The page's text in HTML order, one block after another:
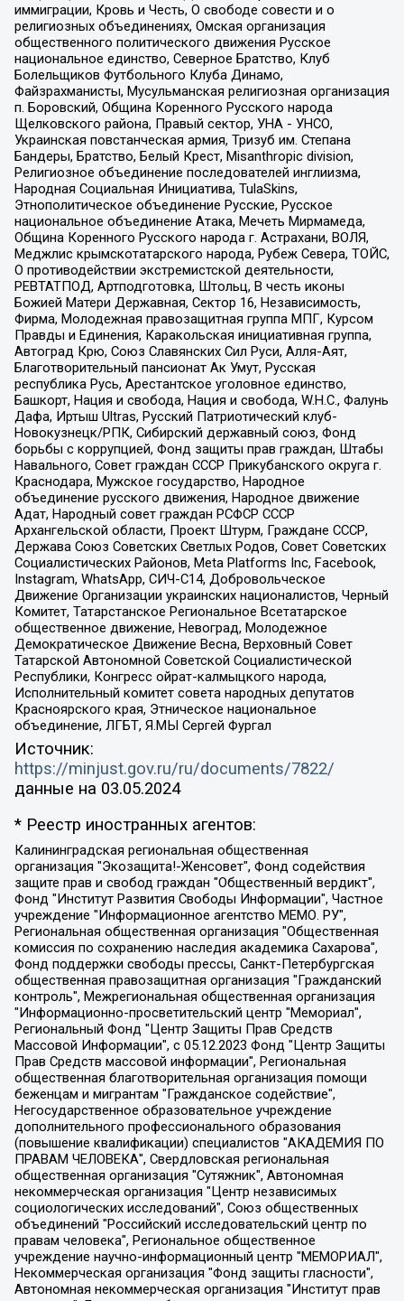
иммиграции, Кровь и Честь, О свободе совести и о
религиозных объединениях, Омская организация
общественного политического движения Русское
национальное единство, Северное Братство, Клуб
Болельщиков Футбольного Клуба Динамо,
Файзрахманисты, Мусульманская религиозная организация
п. Боровский, Община Коренного Русского народа
Щелковского района, Правый сектор, УНА - УНСО,
Украинская повстанческая армия, Тризуб им. Степана
Бандеры, Братство, Белый Крест, Misanthropic division,
Религиозное объединение последователей инглиизма,
Народная Социальная Инициатива, TulaSkins,
Этнополитическое объединение Русские, Русское
национальное объединение Атака, Мечеть Мирмамеда,
Община Коренного Русского народа г. Астрахани, ВОЛЯ,
Меджлис крымскотатарского народа, Рубеж Севера, ТОЙС,
О противодействии экстремистской деятельности,
РЕВТАТПОД, Артподготовка, Штольц, В честь иконы
Божией Матери Державная, Сектор 16, Независимость,
Фирма, Молодежная правозащитная группа МПГ, Курсом
Правды и Единения, Каракольская инициативная группа,
Автоград Крю, Союз Славянских Сил Руси, Алля-Аят,
Благотворительный пансионат Ак Умут, Русская
республика Русь, Арестантское уголовное единство,
Башкорт, Нация и свобода, Нация и свобода, W.H.С., Фалунь
Дафа, Иртыш Ultras, Русский Патриотический клуб-
Новокузнецк/РПК, Сибирский державный союз, Фонд
борьбы с коррупцией, Фонд защиты прав граждан, Штабы
Навального, Совет граждан СССР Прикубанского округа г.
Краснодара, Мужское государство, Народное
объединение русского движения, Народное движение
Адат, Народный совет граждан РСФСР СССР
Архангельской области, Проект Штурм, Граждане СССР,
Держава Союз Советских Светлых Родов, Совет Советских
Социалистических Районов, Meta Platforms Inc, Facebook,
Instagram, WhatsApp, СИЧ-С14, Добровольческое
Движение Организации украинских националистов, Черный
Комитет, Татарстанское Региональное Всетатарское
общественное движение, Невоград, Молодежное
Демократическое Движение Весна, Верховный Совет
Татарской Автономной Советской Социалистической
Республики, Конгресс ойрат-калмыцкого народа,
Исполнительный комитет совета народных депутатов
Красноярского края, Этническое национальное
объединение, ЛГБТ, Я.МЫ Сергей Фургал
Источник:
https://minjust.gov.ru/ru/documents/7822/
данные на 03.05.2024
* Реестр иностранных агентов:
Калининградская региональная общественная организация "Экозащита!-Женсовет", Фонд содействия защите прав и свобод граждан "Общественный вердикт", Фонд "Институт Развития Свободы Информации", Частное учреждение "Информационное агентство МЕМО. РУ", Региональная общественная организация "Общественная комиссия по сохранению наследия академика Сахарова", Фонд поддержки свободы прессы, Санкт-Петербургская общественная правозащитная организация "Гражданский контроль", Межрегиональная общественная организация "Информационно-просветительский центр "Мемориал", Региональный Фонд "Центр Защиты Прав Средств Массовой Информации", с 05.12.2023 Фонд "Центр Защиты Прав Средств массовой информации", Региональная общественная благотворительная организация помощи беженцам и мигрантам "Гражданское содействие", Негосударственное образовательное учреждение дополнительного профессионального образования (повышение квалификации) специалистов "АКАДЕМИЯ ПО ПРАВАМ ЧЕЛОВЕКА", Свердловская региональная общественная организация "Сутяжник", Автономная некоммерческая организация "Центр независимых социологических исследований", Союз общественных объединений "Российский исследовательский центр по правам человека", Региональное общественное учреждение научно-информационный центр "МЕМОРИАЛ", Некоммерческая организация "Фонд защиты гласности", Автономная некоммерческая организация "Институт прав человека", Городская общественная организация "Екатеринбургское общество "МЕМОРИАЛ", Городская общественная организация "Рязанское историко-просветительское и правозащитное общество "Мемориал" (Рязанский Мемориал), Челябинский региональный орган общественной самодеятельности – женское общественное объединение "Женщины Евразии", Челябинский региональный орган общественной самодеятельности "Уральская правозащитная группа", Фонд содействия защите здоровья и социальной справедливости имени Андрея Рылькова, Автономная Некоммерческая Организация "Аналитический Центр Юрия Левады", Автономная некоммерческая организация социальной поддержки населения "Проект Апрель", Региональная общественная организация помощи женщинам и детям, находящимся в кризисной ситуации "Информационно-методический центр "Анна", Фонд содействия развитию массовых коммуникаций и правовому просвещению "Так-так-Так", Фонд содействия устойчивому развитию "Серебряная тайга", Свердловский региональный общественный фонд социальных проектов "Новое время", "Idel.Реалии", Кавказ.Реалии, Крым.Реалии, Телеканал Настоящее Время, Татаро-башкирская служба Радио Свобода (Azatliq Radiosi), Радио Свободная Европа/Радио Свобода (PCE/PC), "Сибирь.Реалии", "Фактограф", Благотворительный фонд помощи осужденным и их семьям, Автономная некоммерческая организация "Институт глобализации и социальных движений", Фонд "В защиту прав заключенных", Частное учреждение "Центр поддержки и содействия развитию средств массовой информации", Пензенский региональный общественный благотворительный фонд "Гражданский союз", "Север.Реалии", Некоммерческая организация Фонд "Правовая инициатива", Общество с ограниченной ответственностью "Радио Свободная Европа/Радио Свобода", Чешское информационное агентство "MEDIUM-ORIENT", Красноярская региональная общественная организация "Мы против СПИДа", Камалягин Денис Николаевич, Маркелов Сергей Евгеньевич, Пономарев Лев Александрович, Савицкая Людмила Алексеевна, Автономная некоммерческая организация "Центр по работе с проблемой насилия "НАСИЛИЮ.НЕТ", Межрегиональный профессиональный союз работников здравоохранения "Альянс врачей", Юридическое лицо, зарегистрированное в Латвийской Республике, SIA "Medusa Project" (регистрационный номер 40103797863, дата регистрации 10.06.2014), Некоммерческая организация "Фонд по борьбе с коррупцией", Автономная некоммерческая организация "Институт права и публичной политики", Баданин Роман Сергеевич, Гликин Максим Александрович, Железнова Мария Михайловна, Лукьянова Юлия Сергеевна, Маетная Елизавета Витальевна, Маняхин Петр Борисович, Чуракова Ольга Владимировна, Ярош Юлия Петровна, Юридическое лицо "The Insider SIA", зарегистрированное в Риге, Латвийская Республика (дата регистрации 26.06.2015), являющееся администратором доменного имени интернет-издания "The Insider SIA", https://theins.ru, Постернак Алексей Евгеньевич, Рубин Михаил Аркадьевич, Анин Роман Александрович, Юридическое лицо Istories fonds, зарегистрированное в Латвийской Республике (регистрационный номер 50008295751, дата регистрации 24.02.2020), Великовский Дмитрий Александрович, Долинина Ирина Николаевна, Мароховская Алеся Алексеевна, Шлейнов Роман Юрьевич, Шмагун Олеся Валентиновна, Общество с ограниченной ответственностью "Альтаир 2021", Общество с ограниченной ответственностью "Вега 2021", Общество с ограниченной ответственностью "Главный редактор 2021", Общество с ограниченной ответственностью "Ромашки монолит", Важенков Артем Валерьевич, Ивановская областная общественная организация "Центр гендерных исследований", Гурман Юрий Альбертович, Медиапроект "ОВД-Инфо", Егоров Владимир Владимирович, Жилинский Владимир Александрович, Общество с ограниченной ответственностью "ЗП", Иванова София Юрьевна, Карезина Инна Павловна, Кильтау Екатерина Викторовна, Петров Алексей Викторович, Пискунов Сергей Евгеньевич, Смирнов Сергей Сергеевич, Тихонов Михаил Сергеевич, Общество с ограниченной ответственностью "ЖУРНАЛИСТ-ИНОСТРАННЫЙ АГЕНТ", Арапова Галина Юрьевна, Вольтская Татьяна Анатольевна, Американская компания "Mason G.E.S. Anonymous Foundation" (США), являющаяся владельцем интернет-издания https://mnews.world/, Компания "Stichting Bellingcat", зарегистрированная в Нидерландах (дата регистрации 11.07.2018), Захаров Андрей Вячеславович, Клепиковская Екатерина Дмитриевна, Общество с ограниченной ответственностью "МЕМО", Перл Роман Александрович, Симонов Евгений Алексеевич, Соловьева Елена Анатольевна, Сотников Даниил Владимирович, Сурначева Елизавета Дмитриевна, Автономная некоммерческая организация по защите прав человека и информированию населения "Якутия – Наше Мнение", Общество с ограниченной ответственностью "Москоу диджитал медиа", с 26.01.2023 Общество с ограниченной ответственностью "Чайка Белые сады", Ветошкина Валерия Валерьевна, Заговора Максим Александрович, Межрегиональное общественное движение "Российская ЛГБТ - сеть", Оленичев Максим Владимирович, Павлов Иван Юрьевич, Скворцова Елена Сергеевна, Общество с ограниченной ответственностью "Как бы инагент", Кочетков Игорь Викторович, Общество с ограниченной ответственностью "Честные выборы", Еланчик Олег Александрович, Общество с ограниченной ответственностью "Нобелевский призыв", Гималова Регина Эмилевна, Григорьев Андрей Валерьевич, Григорьева Алина Александровна, Ассоциация по содействию защите прав призывников, альтернативнослужащих и военнослужащих "Правозащитная группа "Гражданин.Армия.Право", Хисамова Регина Фаритовна, Автономная некоммерческая организация по реализации социально-правовых программ "Лилит", Дальневосточное общественное движение "Маяк", Санкт-Петербургская ЛГБТ-инициативная группа "Выход", Инициативная группа ЛГБТ+ "Реверс", Алексеев Андрей Викторович, Бекбулатова Таисия Львовна, Беляев Иван Михайлович, Владыкина Елена Сергеевна, Гельман Марат Александрович, Никульшина Вероника Юрьевна, Толоконникова Надежда Андреевна, Шендерович Виктор Анатольевич, Общество с ограниченной ответственностью "Данное сообщение", Общество с ограниченной ответственностью Издательский дом "Новая глава", Айнбиндер Александра Александровна, Московский комьюнити-центр для ЛГБТ+инициатив, Благотворительный фонд развития филантропии, Deutsche Welle (Германия, Kurt-Schumacher-Strasse 3, 53113 Bonn), Борзунова Мария Михайловна, Воробьев Виктор Викторович, Голубева Анна Львовна, Константинова Алла Михайловна, Малкова Ирина Владимировна, Мурадов Мурад Абдулгалимович, Осетинская Елизавета Николаевна, Понасенков Евгений Николаевич, Ганапольский Матвей Юрьевич, Киселев Евгений Алексеевич, Борухович Ирина Григорьевна, Дремин Иван Тимофеевич, Дубровский Дмитрий Викторович, Красноярская региональная общественная организация поддержки и развития альтернативных образовательных технологий и межкультурных коммуникаций "ИНТЕРРА", Маяковская Екатерина Алексеевна, Фейгин Марк Захарович, Филимонов Андрей Викторович, Дзугкоева Регина Николаевна, Доброхотов Роман Александрович, Дудь Юрий Александрович, Елкин Сергей Владимирович, Кругликов Кирилл Игоревич, Сабунаева Мария Леонидовна, Семенов Алексей Владимирович, Шаинян Карен Багратович, Шульман Екатерина Михайловна, Асафьев Артур Валерьевич, Вахштайн Виктор Семенович, Венедиктов Алексей Алексеевич, Лушникова Екатерина Евгеньевна, Волков Леонид Михайлович, Невзоров Александр Глебович, Пархоменко Сергей Борисович, Сироткин Ярослав Николаевич, Кара-Мурза Владимир Владимирович, Баранова Наталья Владимировна, Гозман Леонид Яковлевич, Кагарлицкий Борис Юльевич, Климарев Михаил Валерьевич, Милов Владимир Станиславович, Автономная некоммерческая организация Краснодарский центр современного искусства "Типография", Моргенштерн Алишер Тагирович, Соболь Любовь Эдуардовна, Общество с ограниченной ответственностью "ЛИЗА НОРМ", Каспаров Гарри Кимович, Ходорковский Михаил Борисович, Общество с ограниченной ответственностью "Апрельские тезисы", Данилович Ирина Брониславовна, Кашин Олег Владимирович, Петров Николай Владимирович, Пивоваров Алексей Владимирович, Соколов Михаил Владимирович, Цветкова Юлия Владимировна, Чичваркин Евгений Александрович, Комитет против пыток/Команда против пыток, Общество с ограниченной ответственностью "Первый научный", Общество с ограниченной ответственностью "Вертолет и ко", Белоцерковская Вероника Борисовна, Кац Максим Евгеньевич, Лазарева Татьяна Юрьевна, Шаведдинов Руслан Табризович, Яшин Илья Валерьевич, Общество с ограниченной ответственностью "Иноагент ААВ", Алешковский Дмитрий Петрович, Альбац Евгения Марковна, Быков Дмитрий Львович, Галямина Юлия Евгеньевна, Лойко Сергей Леонидович, Мартынов Кирилл Константинович, Медведев Сергей Александрович, Крашенинников Федор Геннадиевич, Гордеева Катерина Вл